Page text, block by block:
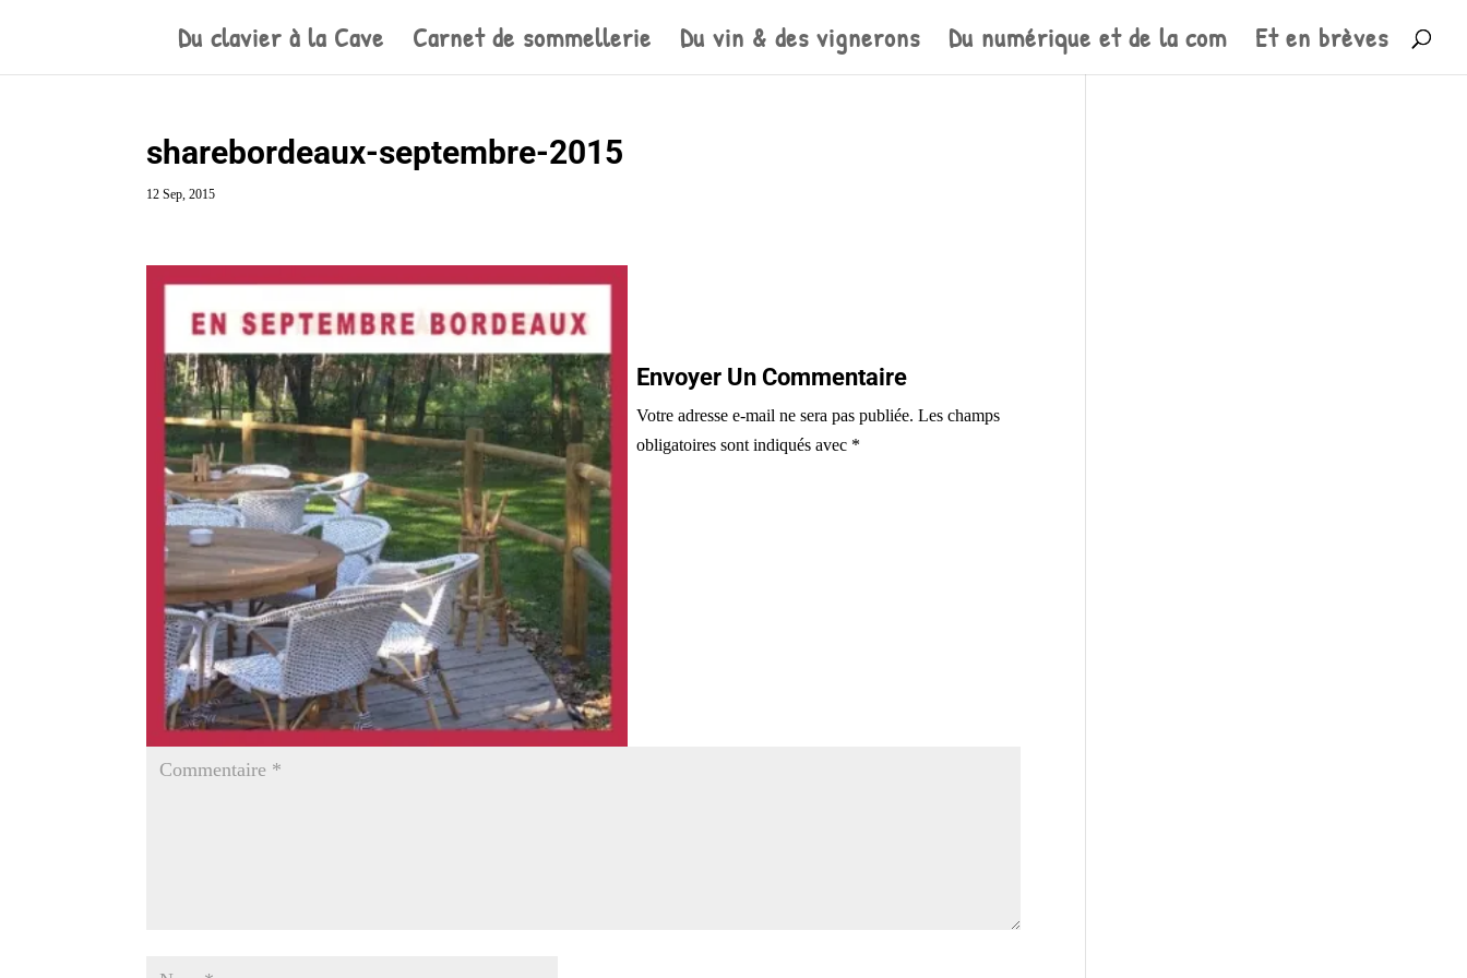
Du clavier à la Cave Carnet de sommellerie Du vin & des vignerons Du numérique et de la com Et en brèves
sharebordeaux-septembre-2015
12 Sep, 2015
Envoyer Un Commentaire
Votre adresse e-mail ne sera pas publiée. Les champs
obligatoires sont indiqués avec *